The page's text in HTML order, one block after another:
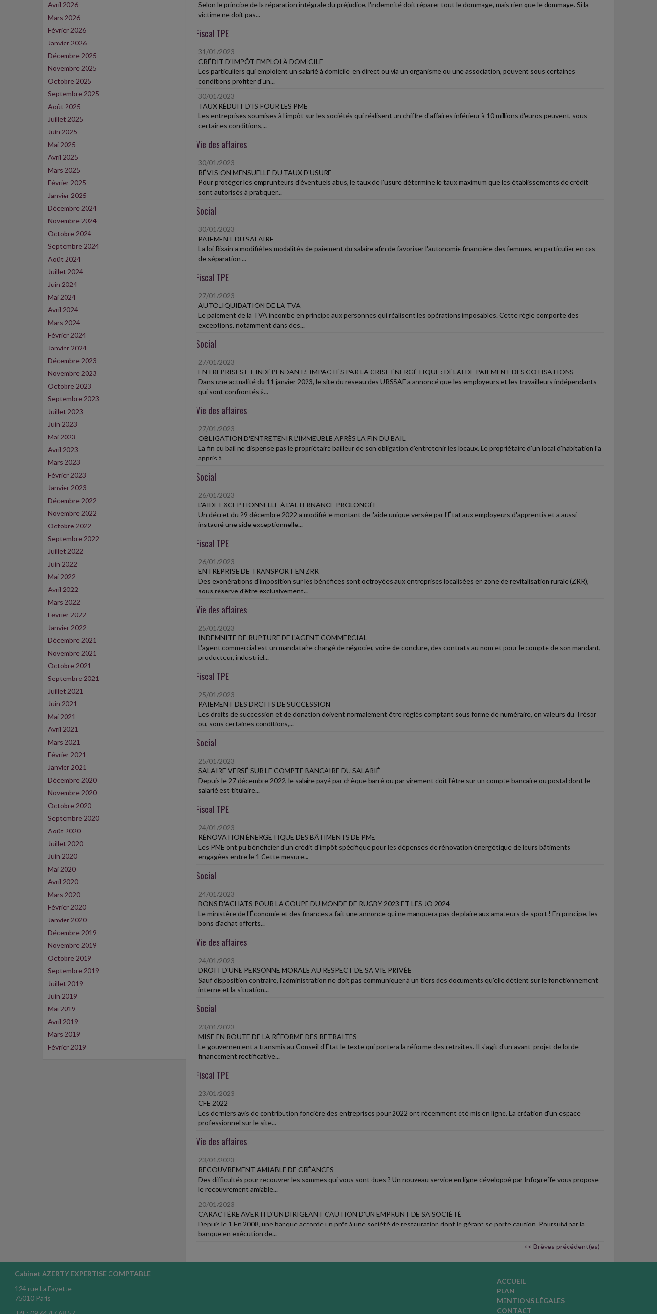
Avril 2026
Mars 2026
Février 2026
Janvier 2026
Décembre 2025
Novembre 2025
Octobre 2025
Septembre 2025
Août 2025
Juillet 2025
Juin 2025
Mai 2025
Avril 2025
Mars 2025
Février 2025
Janvier 2025
Décembre 2024
Novembre 2024
Octobre 2024
Septembre 2024
Août 2024
Juillet 2024
Juin 2024
Mai 2024
Avril 2024
Mars 2024
Février 2024
Janvier 2024
Décembre 2023
Novembre 2023
Octobre 2023
Septembre 2023
Juillet 2023
Juin 2023
Mai 2023
Avril 2023
Mars 2023
Février 2023
Janvier 2023
Décembre 2022
Novembre 2022
Octobre 2022
Septembre 2022
Juillet 2022
Juin 2022
Mai 2022
Avril 2022
Mars 2022
Février 2022
Janvier 2022
Décembre 2021
Novembre 2021
Octobre 2021
Septembre 2021
Juillet 2021
Juin 2021
Mai 2021
Avril 2021
Mars 2021
Février 2021
Janvier 2021
Décembre 2020
Novembre 2020
Octobre 2020
Septembre 2020
Août 2020
Juillet 2020
Juin 2020
Mai 2020
Avril 2020
Mars 2020
Février 2020
Janvier 2020
Décembre 2019
Novembre 2019
Octobre 2019
Septembre 2019
Juillet 2019
Juin 2019
Mai 2019
Avril 2019
Mars 2019
Février 2019
Selon le principe de la réparation intégrale du préjudice, l'indemnité doit réparer tout le dommage, mais rien que le dommage. Si la
victime ne doit pas...
Fiscal TPE
31/01/2023
CRÉDIT D'IMPÔT EMPLOI À DOMICILE
Les particuliers qui emploient un salarié à domicile, en direct ou via un organisme ou une association, peuvent sous certaines
conditions profiter d'un...
30/01/2023
TAUX RÉDUIT D'IS POUR LES PME
Les entreprises soumises à l'impôt sur les sociétés qui réalisent un chiffre d'affaires inférieur à 10 millions d'euros peuvent, sous
certaines conditions,...
Vie des affaires
30/01/2023
RÉVISION MENSUELLE DU TAUX D'USURE
Pour protéger les emprunteurs d'éventuels abus, le taux de l'usure détermine le taux maximum que les établissements de crédit
sont autorisés à pratiquer...
Social
30/01/2023
PAIEMENT DU SALAIRE
La loi Rixain a modifié les modalités de paiement du salaire afin de favoriser l'autonomie financière des femmes, en particulier en cas
de séparation,...
Fiscal TPE
27/01/2023
AUTOLIQUIDATION DE LA TVA
Le paiement de la TVA incombe en principe aux personnes qui réalisent les opérations imposables. Cette règle comporte des
exceptions, notamment dans des...
Social
27/01/2023
ENTREPRISES ET INDÉPENDANTS IMPACTÉS PAR LA CRISE ÉNERGÉTIQUE : DÉLAI DE PAIEMENT DES COTISATIONS
Dans une actualité du 11 janvier 2023, le site du réseau des URSSAF a annoncé que les employeurs et les travailleurs indépendants
qui sont confrontés à...
Vie des affaires
27/01/2023
OBLIGATION D'ENTRETENIR L'IMMEUBLE APRÈS LA FIN DU BAIL
La fin du bail ne dispense pas le propriétaire bailleur de son obligation d'entretenir les locaux. Le propriétaire d'un local d'habitation l'a
appris à...
Social
26/01/2023
L'AIDE EXCEPTIONNELLE À L'ALTERNANCE PROLONGÉE
Un décret du 29 décembre 2022 a modifié le montant de l'aide unique versée par l'État aux employeurs d'apprentis et a aussi
instauré une aide exceptionnelle...
Fiscal TPE
26/01/2023
ENTREPRISE DE TRANSPORT EN ZRR
Des exonérations d'imposition sur les bénéfices sont octroyées aux entreprises localisées en zone de revitalisation rurale (ZRR),
sous réserve d'être exclusivement...
Vie des affaires
25/01/2023
INDEMNITÉ DE RUPTURE DE L'AGENT COMMERCIAL
L'agent commercial est un mandataire chargé de négocier, voire de conclure, des contrats au nom et pour le compte de son mandant,
producteur, industriel...
Fiscal TPE
25/01/2023
PAIEMENT DES DROITS DE SUCCESSION
Les droits de succession et de donation doivent normalement être réglés comptant sous forme de numéraire, en valeurs du Trésor
ou, sous certaines conditions,...
Social
25/01/2023
SALAIRE VERSÉ SUR LE COMPTE BANCAIRE DU SALARIÉ
Depuis le 27 décembre 2022, le salaire payé par chèque barré ou par virement doit l'être sur un compte bancaire ou postal dont le
salarié est titulaire...
Fiscal TPE
24/01/2023
RÉNOVATION ÉNERGÉTIQUE DES BÂTIMENTS DE PME
Les PME ont pu bénéficier d'un crédit d'impôt spécifique pour les dépenses de rénovation énergétique de leurs bâtiments
engagées entre le 1 Cette mesure...
Social
24/01/2023
BONS D'ACHATS POUR LA COUPE DU MONDE DE RUGBY 2023 ET LES JO 2024
Le ministère de l'Économie et des finances a fait une annonce qui ne manquera pas de plaire aux amateurs de sport ! En principe, les
bons d'achat offerts...
Vie des affaires
24/01/2023
DROIT D'UNE PERSONNE MORALE AU RESPECT DE SA VIE PRIVÉE
Sauf disposition contraire, l'administration ne doit pas communiquer à un tiers des documents qu'elle détient sur le fonctionnement
interne et la situation...
Social
23/01/2023
MISE EN ROUTE DE LA RÉFORME DES RETRAITES
Le gouvernement a transmis au Conseil d'État le texte qui portera la réforme des retraites. Il s'agit d'un avant-projet de loi de
financement rectificative...
Fiscal TPE
23/01/2023
CFE 2022
Les derniers avis de contribution foncière des entreprises pour 2022 ont récemment été mis en ligne. La création d'un espace
professionnel sur le site...
Vie des affaires
23/01/2023
RECOUVREMENT AMIABLE DE CRÉANCES
Des difficultés pour recouvrer les sommes qui vous sont dues ? Un nouveau service en ligne développé par Infogreffe vous propose
le recouvrement amiable...
20/01/2023
CARACTÈRE AVERTI D'UN DIRIGEANT CAUTION D'UN EMPRUNT DE SA SOCIÉTÉ
Depuis le 1 En 2008, une banque accorde un prêt à une société de restauration dont le gérant se porte caution. Poursuivi par la
banque en exécution de...
<< Brèves précédent(es)
Cabinet AZERTY EXPERTISE COMPTABLE
124 rue La Fayette
75010 Paris
ACCUEIL
PLAN
MENTIONS LÉGALES
CONTACT